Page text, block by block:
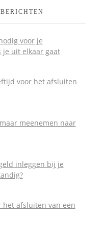
voor je
je uit elkaar gaat
voor het afsluiten
meenemen naar
inleggen bij je
het afsluiten van een